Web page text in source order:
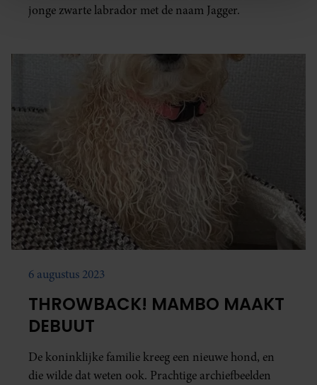
personaliseren, om functies voor social media te bieden
partners kunnen deze gegevens combineren met andere
informatie die u aan ze heeft verstrekt of die ze hebben
verzameld op basis van uw gebruik van hun services. U
gaat akkoord met onze cookies als u onze website blijft
gebruiken.
jonge zwarte labrador met de naam Jagger.
6 augustus 2023
THROWBACK! MAMBO MAAKT
DEBUUT
De koninklijke familie kreeg een nieuwe hond, en
die wilde dat weten ook. Prachtige archiefbeelden